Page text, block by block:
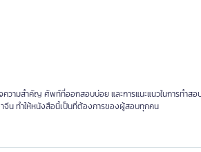
มสำคัญ ศัพท์ที่ออกสอบบ่อย และการแนะแนวในการทำสอ
จีน ทำให้หนังสือนี้เป็นที่ต้องการของผู้สอบทุกคน